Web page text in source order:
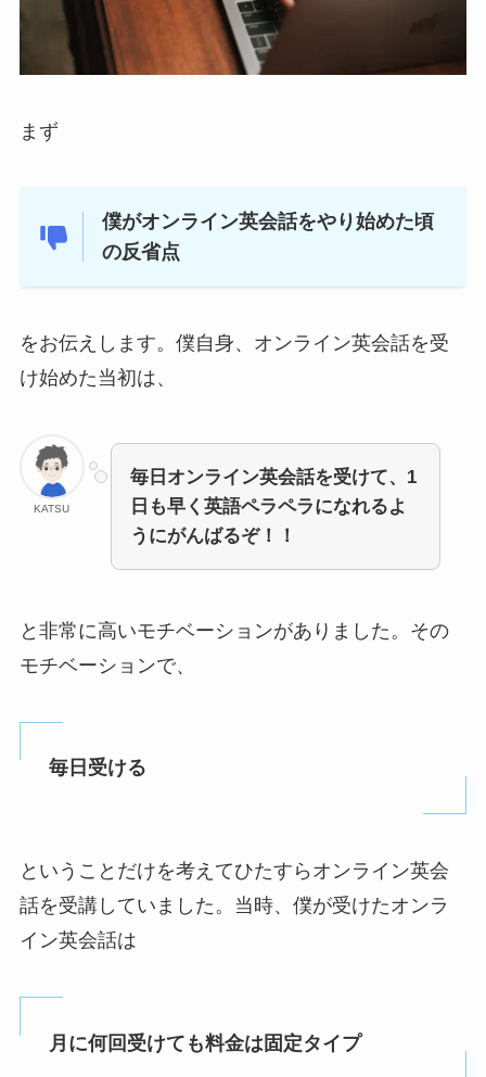
まず
僕がオンライン英会話をやり始めた頃
の反省点
をお伝えします。僕自身、オンライン英会話を受
け始めた当初は、
KATSU
毎日オンライン英会話を受けて、1
日も早く英語ペラペラになれるよ
うにがんばるぞ！！
と非常に高いモチベーションがありました。その
モチベーションで、
毎日受ける
ということだけを考えてひたすらオンライン英会
話を受講していました。当時、僕が受けたオンラ
イン英会話は
月に何回受けても料金は固定タイプ